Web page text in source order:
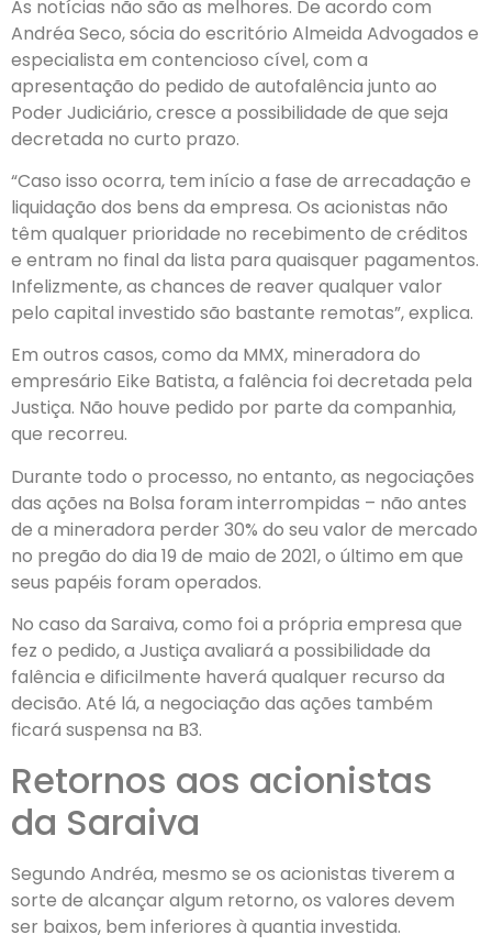
As notícias não são as melhores. De acordo com
Andréa Seco, sócia do escritório Almeida Advogados e
especialista em contencioso cível, com a
apresentação do pedido de autofalência junto ao
Poder Judiciário, cresce a possibilidade de que seja
decretada no curto prazo.
“Caso isso ocorra, tem início a fase de arrecadação e
liquidação dos bens da empresa. Os acionistas não
têm qualquer prioridade no recebimento de créditos
e entram no final da lista para quaisquer pagamentos.
Infelizmente, as chances de reaver qualquer valor
pelo capital investido são bastante remotas”, explica.
Em outros casos, como da MMX, mineradora do
empresário Eike Batista, a falência foi decretada pela
Justiça. Não houve pedido por parte da companhia,
que recorreu.
Durante todo o processo, no entanto, as negociações
das ações na Bolsa foram interrompidas – não antes
de a mineradora perder 30% do seu valor de mercado
no pregão do dia 19 de maio de 2021, o último em que
seus papéis foram operados.
No caso da Saraiva, como foi a própria empresa que
fez o pedido, a Justiça avaliará a possibilidade da
falência e dificilmente haverá qualquer recurso da
decisão. Até lá, a negociação das ações também
ficará suspensa na B3.
Retornos aos acionistas
da Saraiva
Segundo Andréa, mesmo se os acionistas tiverem a
sorte de alcançar algum retorno, os valores devem
ser baixos, bem inferiores à quantia investida.